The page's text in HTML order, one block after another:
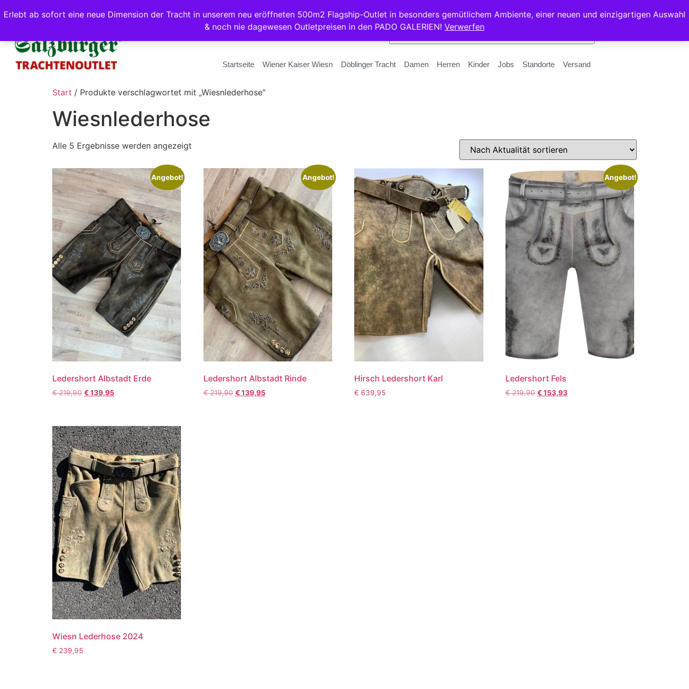
Erlebt ab sofort eine neue Dimension der Tracht in unserem neu eröffneten 500m2 Flagship-Outlet in besonders gemütlichem Ambiente, einer neuen und einzigartigen Auswahl
& noch nie dagewesen Outletpreisen in den PADO GALERIEN! Verwerfen
Startseite Wiener Kaiser Wiesn Döblinger Tracht Damen Herren Kinder Jobs Standorte Versand
Start / Produkte verschlagwortet mit „Wiesnlederhose“
Wiesnlederhose
Alle 5 Ergebnisse werden angezeigt
Angebot!
Ledershort Albstadt Erde
€219,90 €139,95
Angebot!
Ledershort Albstadt Rinde
€219,90 €139,95
Hirsch Ledershort Karl
€ 639,95
Angebot!
Ledershort Fels
€219,90 €153,93
Wiesn Lederhose 2024
€ 239,95